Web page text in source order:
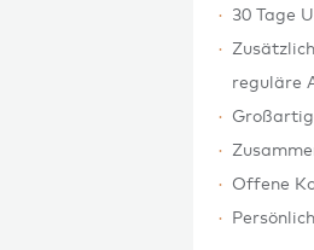
30 Tage
reguläre
Offene